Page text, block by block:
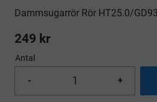
​Dammsugarrör Rör HT25.0/
249 kr
Antal
+
-